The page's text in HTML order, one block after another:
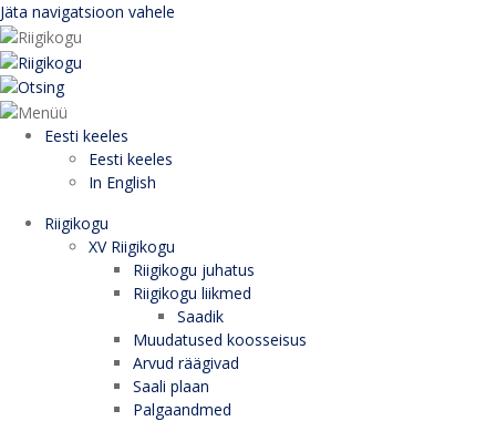
Jäta navigatsioon vahele
Eesti keeles
Eesti keeles
In English
Riigikogu
XV Riigikogu
Riigikogu juhatus
Riigikogu liikmed
Saadik
Muudatused koosseisus
Arvud räägivad
Saali plaan
Palgaandmed